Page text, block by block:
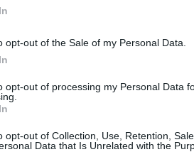
opt-out of the Sale of my Personal Data.
opt-out of processing my Personal Data
opt-out of Collection, Use, Retention,
Data that Is Unrelated with the